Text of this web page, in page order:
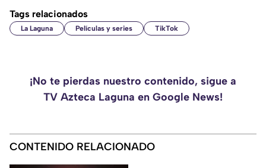
Tags relacionados
La Laguna Películas y series TikTok
¡No te pierdas nuestro contenido, sigue a
TV Azteca Laguna en Google News!
CONTENIDO RELACIONADO